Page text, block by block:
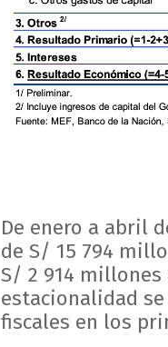
De enero a abril
de S/ 15 794
S/ 2 914 millones
estacionalidad
fiscales en los